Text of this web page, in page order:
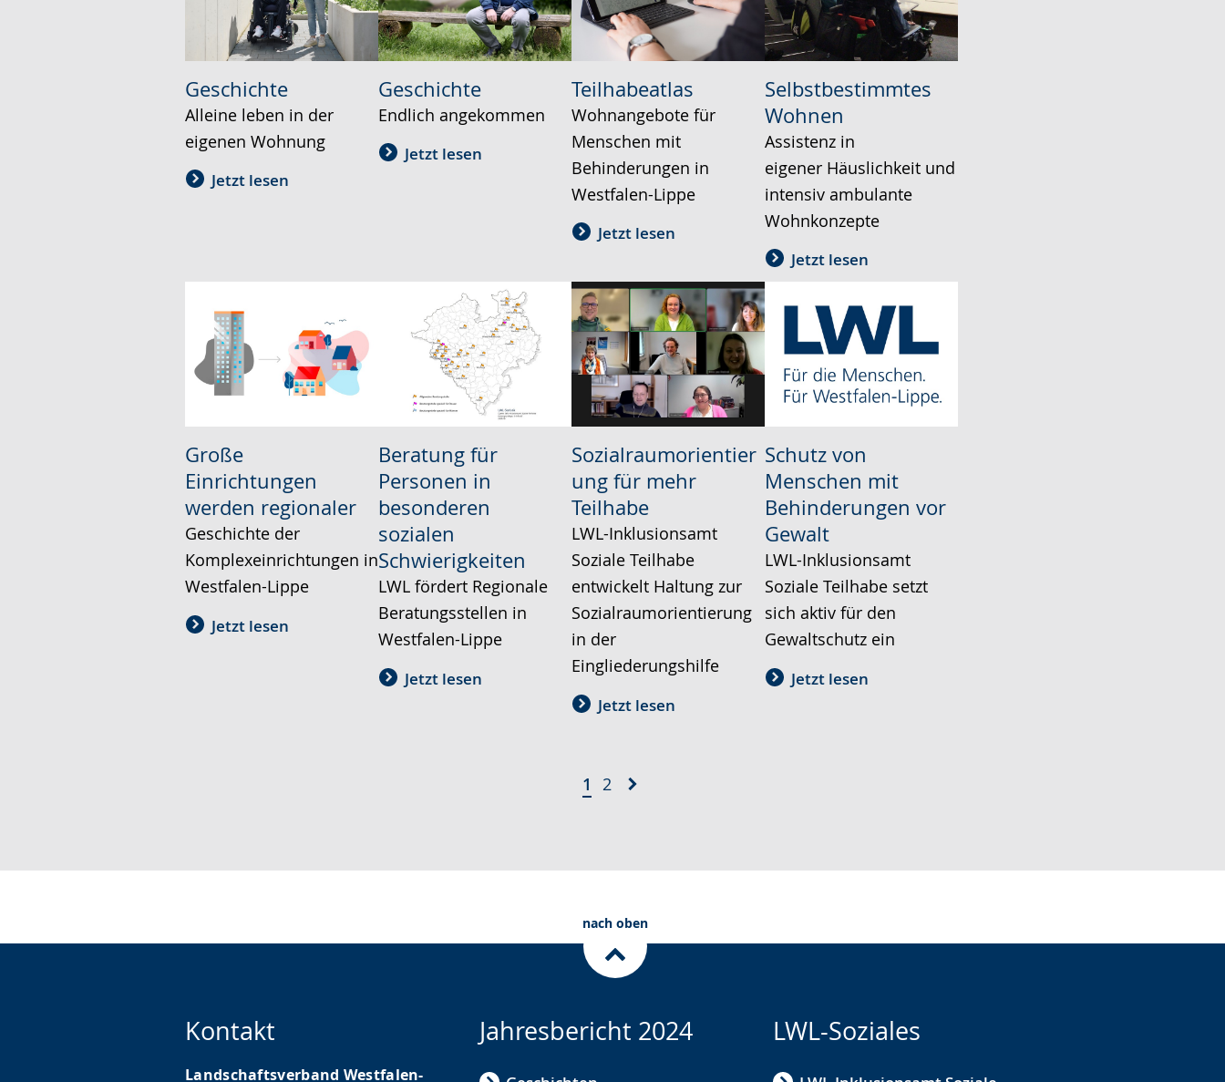
Geschichte
Alleine leben in der
eigenen Wohnung
Jetzt lesen
Geschichte
Endlich angekommen
Jetzt lesen
Teilhabeatlas
Wohnangebote für
Menschen mit
Behinderungen in
Westfalen-Lippe
Jetzt lesen
Selbstbestimmtes
Wohnen
Assistenz in
eigener Häuslichkeit und
intensiv ambulante
Wohnkonzepte
Jetzt lesen
Große
Einrichtungen
werden regionaler
Geschichte der
Komplexeinrichtungen in
Westfalen-Lippe
Jetzt lesen
Beratung für
Personen in
besonderen
sozialen
Schwierigkeiten
LWL fördert Regionale
Beratungsstellen in
Westfalen-Lippe
Jetzt lesen
Sozialraumorientier
ung für mehr
Teilhabe
LWL-Inklusionsamt
Soziale Teilhabe
entwickelt Haltung zur
Sozialraumorientierung
in der
Eingliederungshilfe
Jetzt lesen
Schutz von
Menschen mit
Behinderungen vor
Gewalt
LWL-Inklusionsamt
Soziale Teilhabe setzt
sich aktiv für den
Gewaltschutz ein
Jetzt lesen
1 2
nach oben
Kontakt
Landschaftsverband Westfalen-
Jahresbericht 2024 LWL-Soziales